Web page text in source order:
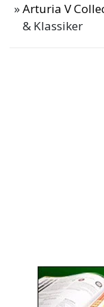
Arturia V
& Klassiker